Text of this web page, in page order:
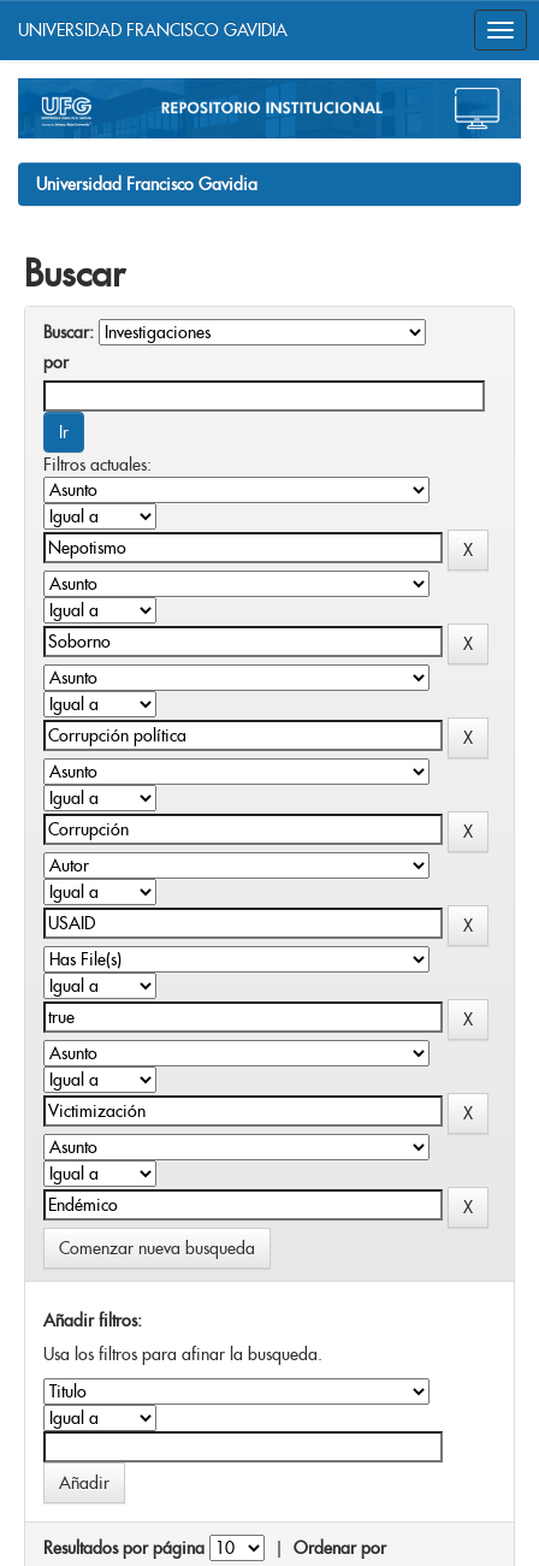
navigation
UNIVERSIDAD FRANCISCO GAVIDIA
Universidad Francisco Gavidia
Buscar
Buscar:
por
Filtros actuales:
Comenzar nueva busqueda
Añadir filtros:
Usa los filtros para afinar la busqueda.
Resultados por página | Ordenar por